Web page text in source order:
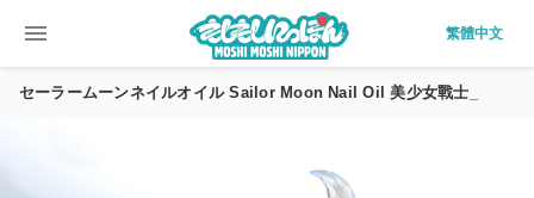
menu 繁體中文
セーラームーンネイルオイル Sailor Moon Nail Oil 美少女戰士_